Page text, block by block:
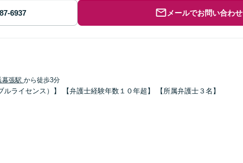
メールでお問い合わせ
幕張駅 から徒歩3分
ルライセンス）】 【弁護士経験年数１０年超】 【所属弁護士３名】